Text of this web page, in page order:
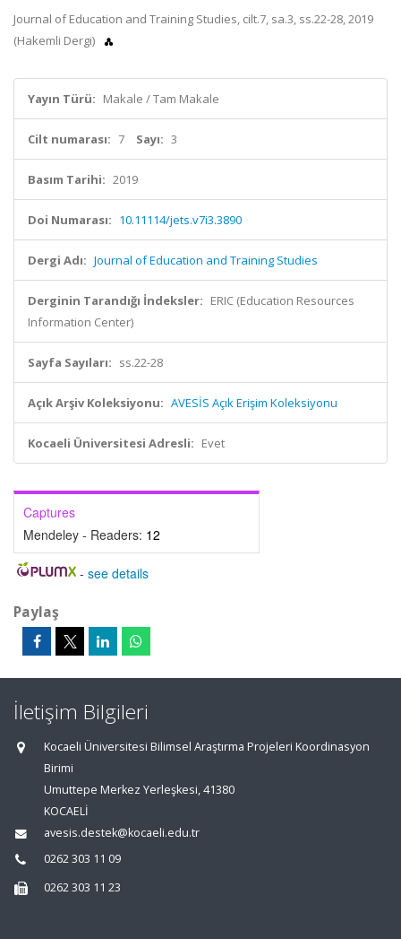
Journal of Education and Training Studies, cilt.7, sa.3, ss.22-28, 2019
(Hakemli Dergi)
Yayın Türü: Makale / Tam Makale
Cilt numarası: 7 Sayı: 3
Basım Tarihi: 2019
Doi Numarası: 10.11114/jets.v7i3.3890
Dergi Adı: Journal of Education and Training Studies
Derginin Tarandığı İndeksler: ERIC (Education Resources
Information Center)
Sayfa Sayıları: ss.22-28
Açık Arşiv Koleksiyonu: AVESİS Açık Erişim Koleksiyonu
Kocaeli Üniversitesi Adresli: Evet
Captures
Mendeley - Readers: 12
- see details
Paylaş
İletişim Bilgileri
Kocaeli Üniversitesi Bilimsel Araştırma Projeleri Koordinasyon
Birimi
Umuttepe Merkez Yerleşkesi, 41380
KOCAELİ
avesis.destek@kocaeli.edu.tr
0262 303 11 09
0262 303 11 23